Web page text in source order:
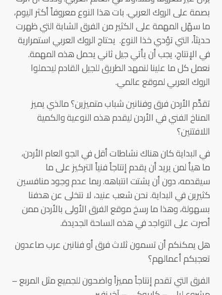
بصمة على الروك العربي. بات هذا النوع معروفاً أكثر اليوم،
ما سهّل المهمة على الكثير من الفرق الشابة التي ظهرت
حديثاً، التي تؤدي خذا النوع. يحتاج الروك العربي استمرارية
في الإنتاج، يجب أن يأتي جيل ثاني يحمل هذه المهمة.
نعمل كل ما علينا لنمهد الطريق للجيل القادم ليحملوا
الروك العربي لموقع عالمي.
تقدِّم الأردن فرق وفنانين شباب متميزين؟ مالذي يميز
المناخ الفني في الأردن ليقدم هذه النوعية والكمية
اللافتتين؟
في البداية كان هناك نشاطات أقل في الجو العام الأردن،
ما هيأ لمن يريد أن يقدم إنتاجاً فنياً التركيز على ما
سيقدمه، دون أن يشتت انتباهه. ربما عدم وجود منافسين
كثيرين في البداية. نحن شعب عنيد، لا نتخلى عن هدفنا
بسهولة، وهذا ما رسخ موقع الفرق الأولى بالأردن ممن
أصرت على التواجد في هذه الساحة الجديدة.
هل يمكنكم أن تسمون ثلاث فرق أو فنانين عرب صاعدون
تعجبكم أعمالهم؟
الفرق التي تقدم إنتاجاً مميزاً واضحون للجميع مثل المربع –